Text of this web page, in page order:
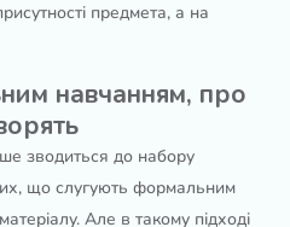
предмета, а на
навчанням, про
зводиться до набору
що слугують формальним
Але в такому підході